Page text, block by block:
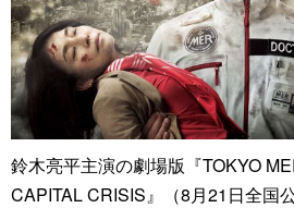
鈴木亮平主演の劇場版『TOKYO
CAPITAL CRISIS』（8月21日全国